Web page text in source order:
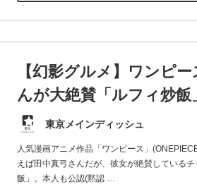
【幻影グルメ】ワンピ
んが大絶賛「ルフィ炒飯
東京メインディッシュ
人気漫画アニメ作品「ワンピース」
えば田中真弓さんだが、彼女が絶賛している
飯」。本人も公認(黙認…